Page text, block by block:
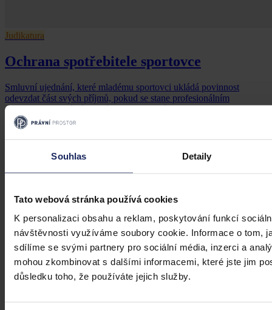
Souhlas Detaily
Tato webová stránka používá cookies
K personalizaci obsahu a reklam, poskytování funkcí
návštěvnosti využíváme soubory cookie. Informace o tom,
sdílíme se svými partnery pro sociální média, inzerci a
mohou zkombinovat s dalšími informacemi, které jste jim
důsledku toho, že používáte jejich služby.
Judikatura
Ochrana spotřebitele sportovce
Smluvní ujednání, které mladému sportovci ukládá povinnost
odevzdat část svých příjmů, pokud se stane profesionálním
sportovcem, musí být jasné a srozumitelné